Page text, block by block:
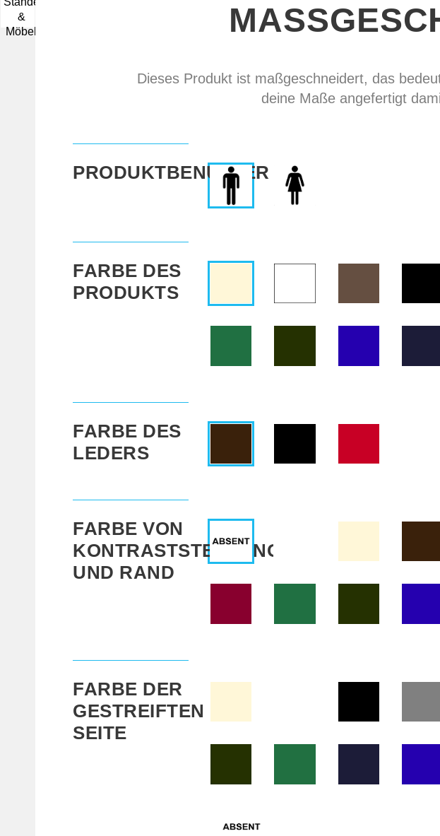
Dieses Produkt ist maßgeschneidert, das
deine Maße angefertigt
PRODUKTBENUTZER
FARBE DES
PRODUKTS
FARBE DES
LEDERS
FARBE VON
KONTRASTSTEPPUNG
UND RAND
FARBE DER
GESTREIFTEN
SEITE